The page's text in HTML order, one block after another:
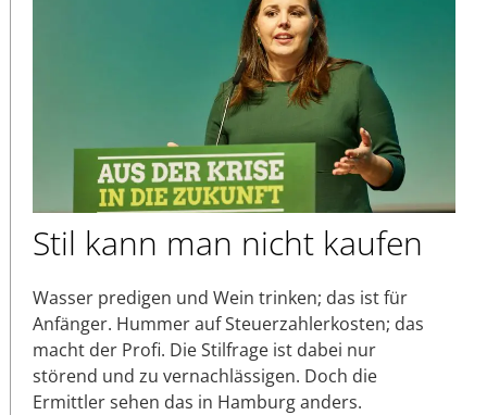
Stil kann man nicht kaufen
Wasser predigen und Wein trinken; das ist für
Anfänger. Hummer auf Steuerzahlerkosten; das
macht der Profi. Die Stilfrage ist dabei nur
störend und zu vernachlässigen. Doch die
Ermittler sehen das in Hamburg anders.